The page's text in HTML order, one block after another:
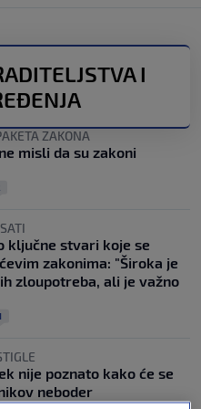
I
ZAKONA
misli da su zakoni
ključne stvari koje se
zakonima: "Široka je
zloupotreba, ali je važno
nije poznato kako će se
neboder